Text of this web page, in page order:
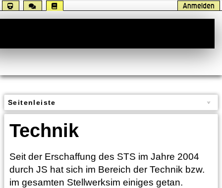
Anmelden
Seitenleiste
Technik
Seit der Erschaffung des STS im Jahre 2004
durch JS hat sich im Bereich der Technik bzw.
im gesamten Stellwerksim einiges getan.